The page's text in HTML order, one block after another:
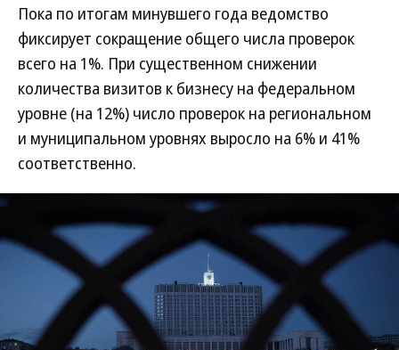
Пока по итогам минувшего года ведомство
фиксирует сокращение общего числа проверок
всего на 1%. При существенном снижении
количества визитов к бизнесу на федеральном
уровне (на 12%) число проверок на региональном
и муниципальном уровнях выросло на 6% и 41%
соответственно.